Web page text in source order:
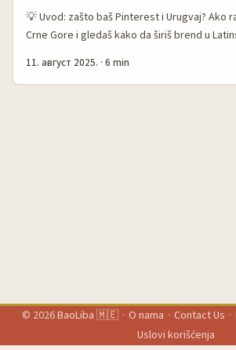
“Día del Influencer”), a lokalni urugvajski
LARED21 često najavljuju nove kampanje i
tvoje ulazne tačke. ...
💡 Uvod: zašto baš Pinterest i Urugvaj? Ako
Crne Gore i gledaš kako da širiš brend u
stopa lojalnosti ka brendovima i ljudi koji
11. август 2025. · 6 min
© 2026BaoLiba 🇲🇪 · O nama · Contact Us ·
Uslovi korišćenja